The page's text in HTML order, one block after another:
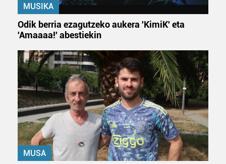
irakurri
MUSIKA
Odik berria ezagutzeko aukera 'KimiK' eta
'Amaaaa!' abestiekin
MUSA